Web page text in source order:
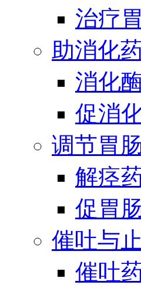
治疗
助消化
消化
促消
调节胃
解痉
促胃
催吐与
催吐